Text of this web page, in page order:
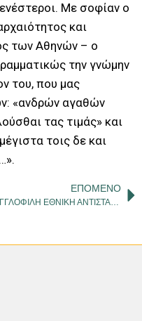
Με σοφίαν ο
και
των Αθηνών – ο
την γνώμην
του, που μας
«ανδρών αγαθών
τας τιμάς» και
τοις δε και
ΕΠΌΜΕΝΟ
Η ΑΓΓΛΟΦΙΛΗ ΕΘΝΙΚΗ ΑΝΤΙΣΤΑΣΗ ΣΤΗΝ ΝΟΤΙΑ ΠΕΛΟΠΟΝΝΗΣΟ